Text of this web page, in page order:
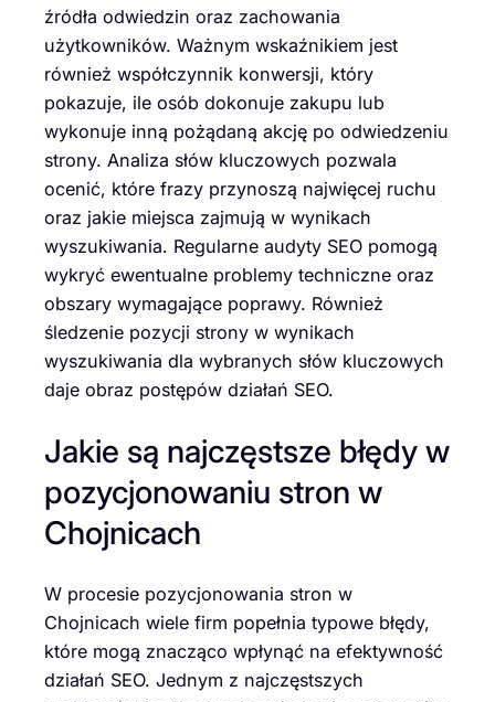
źródła odwiedzin oraz zachowania
użytkowników. Ważnym wskaźnikiem jest
również współczynnik konwersji, który
pokazuje, ile osób dokonuje zakupu lub
wykonuje inną pożądaną akcję po odwiedzeniu
strony. Analiza słów kluczowych pozwala
ocenić, które frazy przynoszą najwięcej ruchu
oraz jakie miejsca zajmują w wynikach
wyszukiwania. Regularne audyty SEO pomogą
wykryć ewentualne problemy techniczne oraz
obszary wymagające poprawy. Również
śledzenie pozycji strony w wynikach
wyszukiwania dla wybranych słów kluczowych
daje obraz postępów działań SEO.
Jakie są najczęstsze błędy w
pozycjonowaniu stron w
Chojnicach
W procesie pozycjonowania stron w
Chojnicach wiele firm popełnia typowe błędy,
które mogą znacząco wpłynąć na efektywność
działań SEO. Jednym z najczęstszych